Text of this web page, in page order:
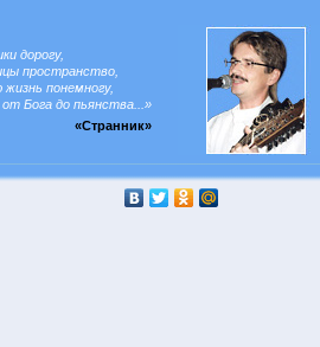
дорогу,
пространство,
понемногу,
Бога до пьянства...»
«Странник»